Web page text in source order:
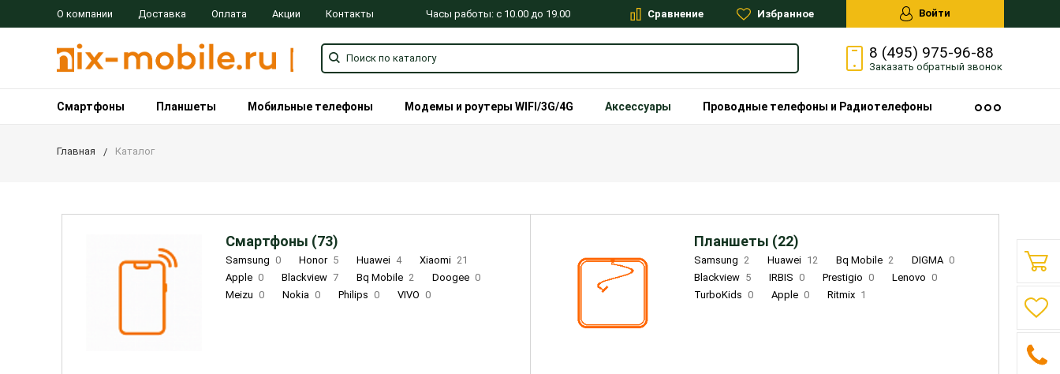
О компании Доставка Оплата Акции Контакты Часы работы: с 10.00 до 19.00 Сравнение Избранное Войти
8 (495) 975-96-88
Заказать обратный звонок
Смартфоны Планшеты Мобильные телефоны Модемы и роутеры WIFI/3G/4G Аксессуары Проводные телефоны и Радиотелефоны
Главная Каталог
Смартфоны (73)
Samsung 0 Honor 5 Huawei 4 Xiaomi 21
Apple 0 Blackview 7 Bq Mobile 2 Doogee 0
Meizu 0 Nokia 0 Philips 0 VIVO 0
Планшеты (22)
Samsung 2 Huawei 12 Bq Mobile 2 DIGMA 0
Blackview 5 IRBIS 0 Prestigio 0 Lenovo 0
TurboKids 0 Apple 0 Ritmix 1